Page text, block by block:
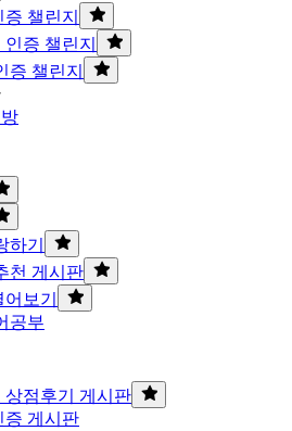
챌린지
증 챌린지
증 챌린지
하기
천 게시판
보기
공부
상점후기 게시판
증 게시판